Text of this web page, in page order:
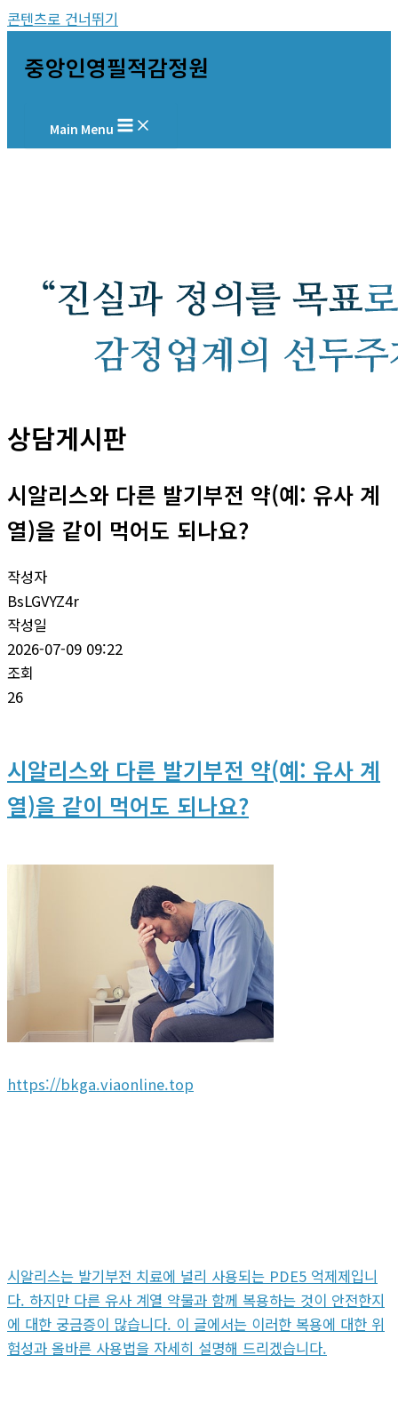
콘텐츠로 건너뛰기
중앙인영필적감정원
Main Menu
상담게시판
시알리스와 다른 발기부전 약(예: 유사 계
열)을 같이 먹어도 되나요?
작성자
BsLGVYZ4r
작성일
2026-07-09 09:22
조회
26
시알리스와 다른 발기부전 약(예: 유사 계
열)을 같이 먹어도 되나요?
https://bkga.viaonline.top
시알리스는 발기부전 치료에 널리 사용되는 PDE5 억제제입니
다. 하지만 다른 유사 계열 약물과 함께 복용하는 것이 안전한지
에 대한 궁금증이 많습니다. 이 글에서는 이러한 복용에 대한 위
험성과 올바른 사용법을 자세히 설명해 드리겠습니다.